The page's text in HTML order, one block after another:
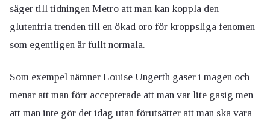
säger till tidningen Metro att man kan koppla den
glutenfria trenden till en ökad oro för kroppsliga fenomen
som egentligen är fullt normala.
Som exempel nämner Louise Ungerth gaser i magen och
menar att man förr accepterade att man var lite gasig men
att man inte gör det idag utan förutsätter att man ska vara